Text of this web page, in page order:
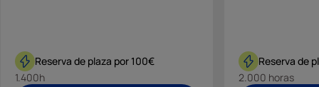
Reserva de plaza por 100€
1.400h
Reserva de
2.000 horas